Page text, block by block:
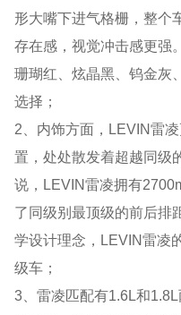
形大嘴下进气格栅，整个
存在感，视觉冲击感更强
珊瑚红、炫晶黑、钨金灰
选择；
2、内饰方面，LEVIN雷
置，处处散发着超越同级
说，LEVIN雷凌拥有
了同级别最顶级的前后排
学设计理念，LEVIN雷凌
级车；
3、雷凌匹配有1.6L和